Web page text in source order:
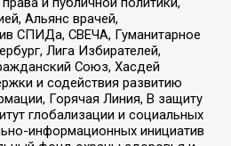
Альянс врачей,
СПИДа, СВЕЧА, Гуманитарное
Лига Избирателей,
Союз, Хасдей
и содействия развитию
Горячая Линия, В защиту
глобализации и социальных
информационных инициатив